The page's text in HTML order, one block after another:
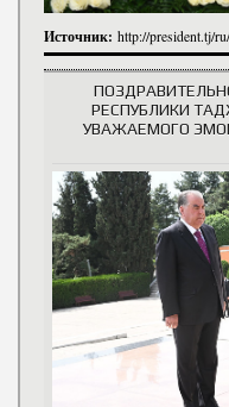
Источник: http://president.tj/
РЕСПУБЛИКИ
УВАЖАЕМОГО